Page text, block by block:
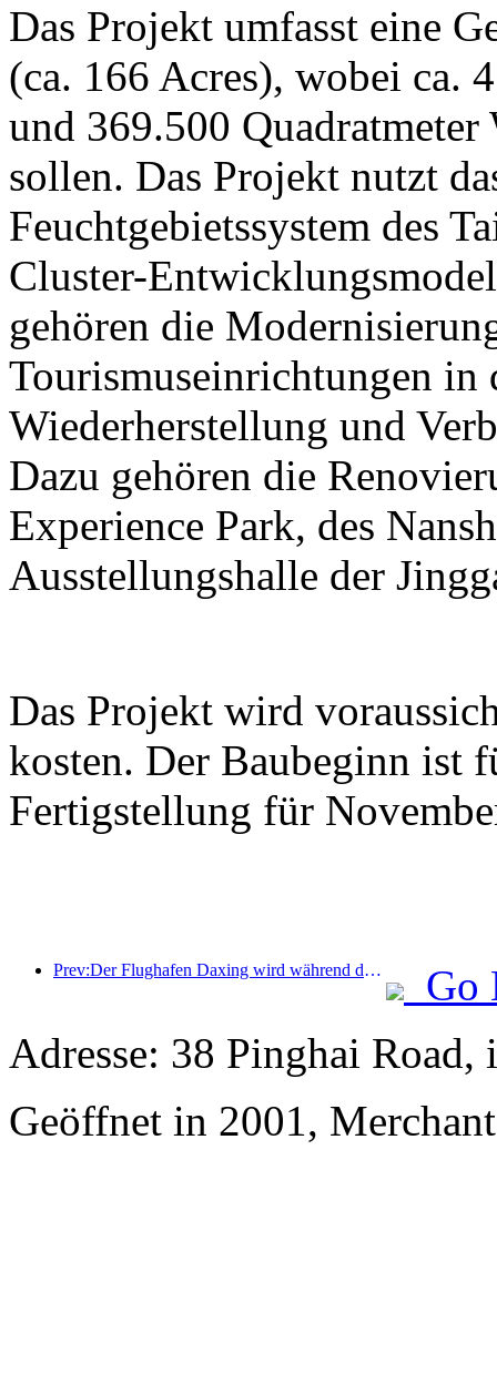
Das Projekt umfasst eine
(ca. 166 Acres), wobei ca.
und 369.500 Quadratmeter
sollen. Das Projekt nutzt
Feuchtgebietssystem des
Cluster-
gehören die
Tourismuseinrichtungen
Wiederherstellung und
Dazu gehören die
Experience Park, des
Ausstellungshalle der
Das Projekt wird
kosten. Der Baubeginn ist
Fertigstellung für
Prev:Der Flughafen Daxing wird während der Feiertage zum „Nationalfeiertag“ im Jahr 2025 über 1,3 Millionen Passagiere befördern
Go
Adresse: 38 Pinghai Road,
Geöffnet in 2001,